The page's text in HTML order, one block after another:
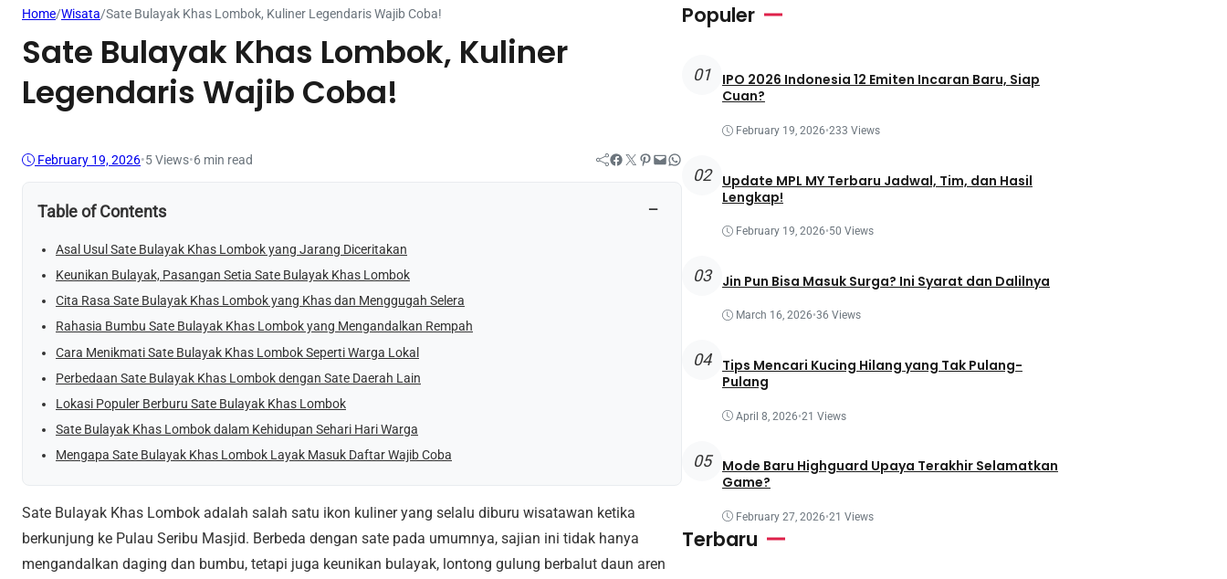
Home/Wisata/Sate Bulayak Khas Lombok, Kuliner Legendaris Wajib Coba!
Sate Bulayak Khas Lombok, Kuliner
Legendaris Wajib Coba!
February 19, 2026•5Views•6 min read Facebook Twitter Pinterest Mail WhatsApp
Table of Contents −
Asal Usul Sate Bulayak Khas Lombok yang Jarang Diceritakan
Keunikan Bulayak, Pasangan Setia Sate Bulayak Khas Lombok
Cita Rasa Sate Bulayak Khas Lombok yang Khas dan Menggugah Selera
Rahasia Bumbu Sate Bulayak Khas Lombok yang Mengandalkan Rempah
Cara Menikmati Sate Bulayak Khas Lombok Seperti Warga Lokal
Perbedaan Sate Bulayak Khas Lombok dengan Sate Daerah Lain
Lokasi Populer Berburu Sate Bulayak Khas Lombok
Sate Bulayak Khas Lombok dalam Kehidupan Sehari Hari Warga
Mengapa Sate Bulayak Khas Lombok Layak Masuk Daftar Wajib Coba
Sate Bulayak Khas Lombok adalah salah satu ikon kuliner yang selalu diburu wisatawan ketika
berkunjung ke Pulau Seribu Masjid. Berbeda dengan sate pada umumnya, sajian ini tidak hanya
mengandalkan daging dan bumbu, tetapi juga keunikan bulayak, lontong gulung berbalut daun aren
Populer
01
IPO 2026 Indonesia 12 Emiten Incaran Baru, Siap
Cuan?
February 19, 2026•233 Views
02
Update MPL MY Terbaru Jadwal, Tim, dan Hasil
Lengkap!
February 19, 2026•50 Views
03 Jin Pun Bisa Masuk Surga? Ini Syarat dan Dalilnya
March 16, 2026•36 Views
04
Tips Mencari Kucing Hilang yang Tak Pulang-
Pulang
April 8, 2026•21 Views
05
Mode Baru Highguard Upaya Terakhir Selamatkan
Game?
February 27, 2026•21 Views
Terbaru